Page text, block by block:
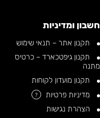
חשבון ומדיניות
תקנון אתר – תנאי שימוש
תקנון גיפטכארד – כרטיס
מתנה
תקנון מועדון לקוחות
מדיניות פרטיות
?
הצהרת נגישות